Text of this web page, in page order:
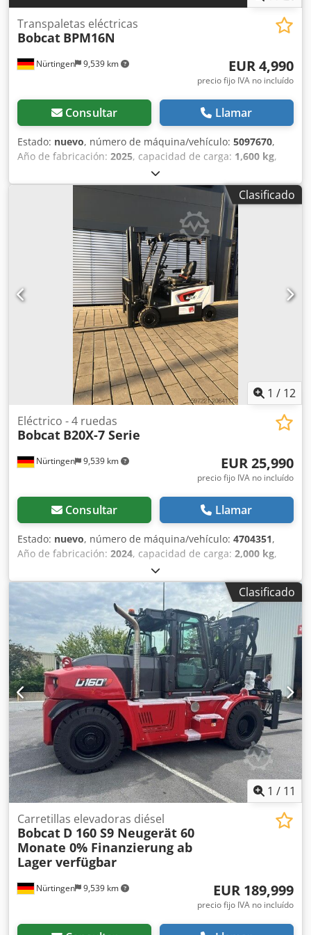
Nürtingen 9,539 km
Transpaletas eléctricas
Bobcat BPM16N
EUR 4,990
precio fijo IVA no incluído
Consultar Llamar
Estado: nuevo, número de máquina/vehículo: 5097670,
Año de fabricación: 2025, capacidad de carga: 1,600 kg,
, centro de carga:
tipo de combustible:eléctrico, tipo de mástil:otro, altura
, voltaje de la batería:25.6 V,
, peso total:400 kg
5097670 Número de serie: OBWN3-0000 Especificaciones
de la batería: 25,6 V, 150 Ah Chsdpfx Aeytldgefija
Clasificado
1 / 12
Nürtingen 9,539 km
Eléctrico - 4 ruedas
Bobcat B20X-7 Serie
EUR 25,990
precio fijo IVA no incluído
Consultar Llamar
Estado: nuevo, número de máquina/vehículo: 4704351,
Año de fabricación: 2024, capacidad de carga: 2,000 kg,
4,730 mm, ascensor libre:
centro de carga:500 mm, tipo de combustible:eléctrico,
tipo de mástil:triple , altura de construcción:2,230 mm,
longitud de la horquilla:1,200 mm, tipo de motor:
Eléctrico, fabricante: Bobcat Cedpfx Aoxz Spwjfieha
Clasificado
1 / 11
Nürtingen 9,539 km
Carretillas elevadoras diésel
Bobcat D 160 S9 Neugerät 60
Monate 0% Finanzierung ab
Lager verfügbar
EUR 189,999
precio fijo IVA no incluído